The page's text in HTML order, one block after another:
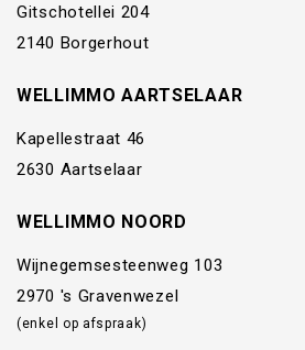
Gitschotellei 204
2140 Borgerhout
WELLIMMO AARTSELAAR
Kapellestraat 46
2630 Aartselaar
WELLIMMO NOORD
Wijnegemsesteenweg 103
2970 's Gravenwezel
(enkel op afspraak)